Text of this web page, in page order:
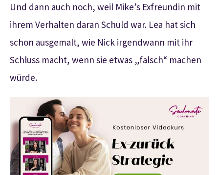
Und dann auch noch, weil Mike’s Exfreundin mit
ihrem Verhalten daran Schuld war. Lea hat sich
schon ausgemalt, wie Nick irgendwann mit ihr
Schluss macht, wenn sie etwas „falsch“ machen
würde.